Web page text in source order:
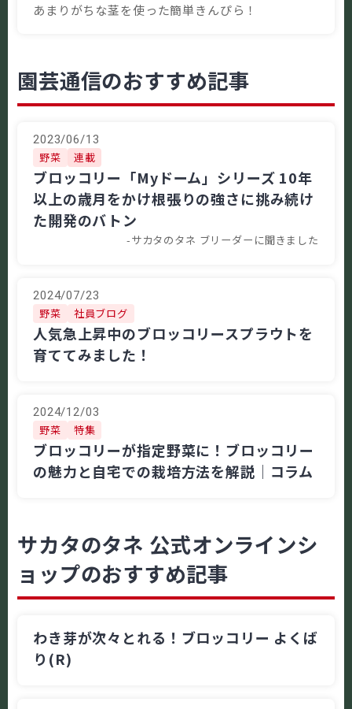
あまりがちな茎を使った簡単きんぴら！
園芸通信のおすすめ記事
2023/06/13
野菜 連載
ブロッコリー「Myドーム」シリーズ 10年
以上の歳月をかけ根張りの強さに挑み続け
た開発のバトン
-サカタのタネ ブリーダーに聞きました
2024/07/23
野菜 社員ブログ
人気急上昇中のブロッコリースプラウトを
育ててみました！
2024/12/03
野菜 特集
ブロッコリーが指定野菜に！ブロッコリー
の魅力と自宅での栽培方法を解説│コラム
サカタのタネ 公式オンラインシ
ョップのおすすめ記事
わき芽が次々とれる！ブロッコリー よくば
り(R)